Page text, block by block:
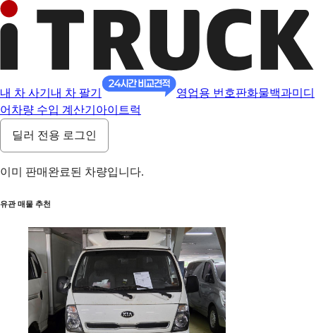
내 차 사기 내 차 팔기 영업용 번호판화물백과미디
어 차량 수입 계산기 아이트럭
딜러 전용 로그인
이미 판매완료된 차량입니다.
유관 매물 추천